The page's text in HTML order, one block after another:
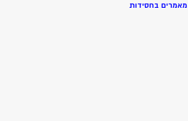
מאמרים בחסידות